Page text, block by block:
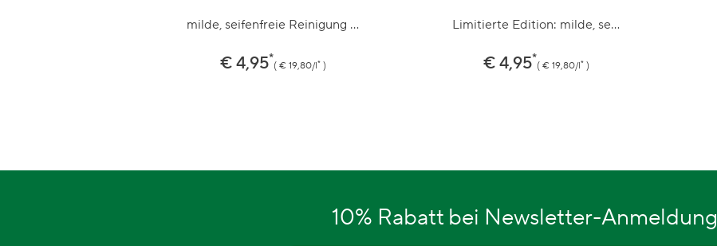
milde, seifenfreie Reinigung …
Preis
€ 4,95*
€ 19,80/l*
Limitierte Edition: milde, se…
Preis
€ 4,95*
€ 19,80/l*
10% Rabatt bei Newsletter-Anmeldung